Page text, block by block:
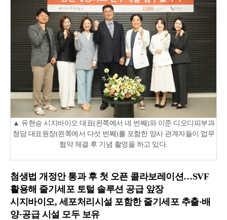
▲ 유현승 시지바이오 대표(왼쪽에서 네 번째)와 이준 디오디피부과
청담 대표원장(왼쪽에서 다섯 번째)를 포함한 양사 관계자들이 업무
협약 체결 후 기념 촬영을 하고 있다.
첨생법 개정안 통과 후 첫 오픈 콜라보레이션…SVF
활용해 줄기세포 토털 솔루션 공급 앞장
시지바이오, 세포처리시설 포함한 줄기세포 추출·배
양·공급 시설 모두 보유